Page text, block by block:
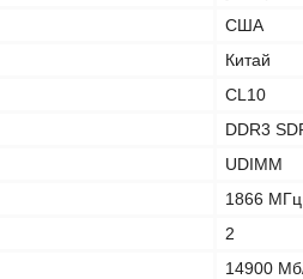
США
Китай
CL10
DDR3
UDIMM
1866 МГц
2
14900